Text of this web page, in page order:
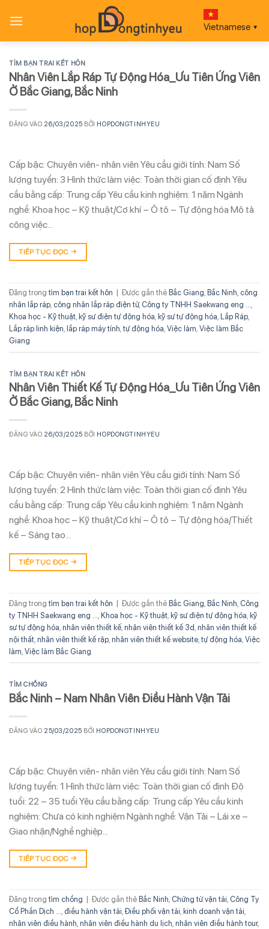
qua
Vietnamese ▼
TÌM BẠN TRAI KẾT HÔN
Nhân Viên Lắp Ráp Tự Động Hóa_Ưu Tiên Ứng Viên
Ở Bắc Giang, Bắc Ninh
ĐĂNG VÀO 26/03/2025 BỞI HOPDONGTINHYEU
Cấp bậc: Chuyên viên- nhân viên Yêu cầu giới tính: Nam Số
lượng tuyển: 3 Hình thức làm việc: Toàn thời gian cố định Yêu
cầu bằng cấp: Trung cấp Yêu cầu kinh nghiệm: 1 năm Ngành
nghề: Khoa học – Kỹ thuật/Cơ khí – Ô tô – Tự động hóa Mô tả
công việc…
TIẾP TỤC ĐỌC →
Đăng trong tìm bạn trai kết hôn Được gắn thẻ Bắc Giang Bắc Ninh công
nhân lắp ráp công nhân lắp ráp điện tử, Công ty TNHH Saekwang eng ...
Khoa học - Kỹ thuật kỹ sư điện tự động hóa kỹ sư tự động hóa Lắp Ráp
Lắp ráp linh kiện
lắp ráp máy tính tự động hóa Việc làm Việc làm Bắc
Giang
TÌM BẠN TRAI KẾT HÔN
Nhân Viên Thiết Kế Tự Động Hóa_Ưu Tiên Ứng Viên
Ở Bắc Giang, Bắc Ninh
ĐĂNG VÀO 26/03/2025 BỞI HOPDONGTINHYEU
Cấp bậc: Chuyên viên- nhân viên Yêu cầu giới tính: Nam Số
lượng tuyển: 2 Hình thức làm việc: Toàn thời gian cố định Yêu
cầu bằng cấp: Trung cấp Yêu cầu kinh nghiệm: 1 năm Ngành
nghề: Khoa học – Kỹ thuật/Cơ khí – Ô tô – Tự động hóa/Thiết
kế – Sáng tạo…
TIẾP TỤC ĐỌC →
Đăng trong tìm bạn trai kết hôn | Được gắn thẻ Bắc Giang Bắc Ninh Công
ty TNHH Saekwang eng ...
Khoa học - Kỹ thuật kỹ sư điện tự động hóa kỹ
sư tự động hóa nhân viên thiết kế nhân viên thiết kế 3d nhân viên thiết kế
nội thất nhân viên thiết kế rập nhân viên thiết kế website tự động hóa Việc
làm Việc làm Bắc Giang
TÌM CHỒNG
Bắc Ninh – Nam Nhân Viên Điều Hành Vận Tải
ĐĂNG VÀO 25/03/2025 BỞI HOPDONGTINHYEU
Cấp bậc: Chuyên viên- nhân viên Yêu cầu giới tính: Nam Số
lượng tuyển: 1 Hình thức làm việc: Toàn thời gian cố định Độ
tuổi: 22 – 35 tuổi Yêu cầu bằng cấp: Trung cấp Yêu cầu kinh
nghiệm: Chưa có kinh nghiệm Ngành nghề: Vận Tải – Lái xe –
Giao nhận/Nghề nghiệp…
TIẾP TỤC ĐỌC →
Đăng trong tìm chồng Được gắn thẻ Bắc Ninh, Chứng từ vận tải, Công Ty
Cổ Phần Dịch ..., điều hành vận tải, Điều phối vận tải, kinh doanh vận tải,
nhân viên điều hành, nhân viên điều hành du lịch, nhân viên điều hành tour,